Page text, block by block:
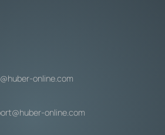
online.com
online.com